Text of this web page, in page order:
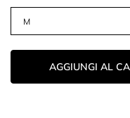
AGGIUNGI AL